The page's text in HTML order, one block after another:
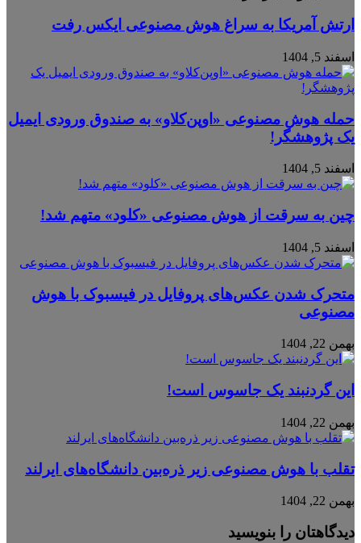
ارتش آمریکا به سراغ هوش مصنوعی ایکس رفت
اسفند 5, 1404
حمله هوش مصنوعی «اوپن‌کلاو» به صندوق ورودی ایمیل
یک پژوهشگر!
اسفند 5, 1404
چین به سرقت از هوش مصنوعی «کلود» متهم شد!
اسفند 5, 1404
متحرک شدن عکس‌های پروفایل در فیسبوک با هوش
مصنوعی
بهمن 22, 1404
این گردنبند یک جاسوس است!
بهمن 22, 1404
تقلب با هوش مصنوعی زیر ذره‌بین دانشگاه‌های ایرلند
بهمن 22, 1404
دیدگاهتان را بنویسید